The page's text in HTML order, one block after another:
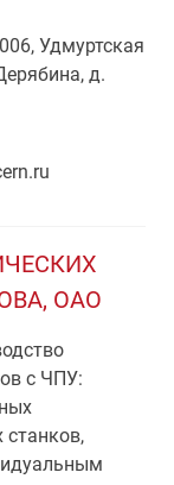
Удмуртская
д.
ОАО
с ЧПУ:
станков,